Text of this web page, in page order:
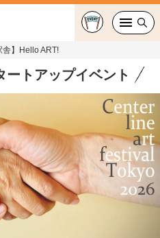
舎】Hello ART!
ートアップイベント